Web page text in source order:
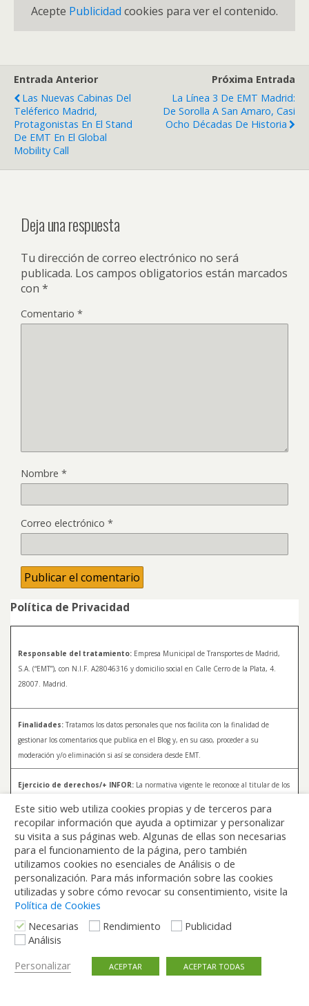
Acepte Publicidad cookies para ver el contenido.
Entrada Anterior
Las Nuevas Cabinas Del
Teléferico Madrid,
Protagonistas En El Stand
De EMT En El Global
Mobility Call
Próxima Entrada
La Línea 3 De EMT Madrid:
De Sorolla A San Amaro, Casi
Ocho Décadas De Historia
Deja una respuesta
Tu dirección de correo electrónico no será
publicada. Los campos obligatorios están marcados
con *
Comentario *
Nombre *
Correo electrónico *
Política de Privacidad
Responsable del tratamiento: Empresa Municipal de Transportes de Madrid,
S.A. (“EMT”), con N.I.F. A28046316 y domicilio social en Calle Cerro de la Plata, 4.
28007. Madrid.
Finalidades: Tratamos los datos personales que nos facilita con la finalidad de
gestionar los comentarios que publica en el Blog y, en su caso, proceder a su
moderación y/o eliminación si así se considera desde EMT.
Ejercicio de derechos/+ INFOR: La normativa vigente le reconoce al titular de los
rectificar y a solicitar la supresión de sus datos. Para más información sobre el
tratamiento de sus datos y la forma en que puede ejercer sus derechos, consulte la
Política de Privacidad de Blog EMT, disponible en:
blog.emtmadrid.es/politica-de-
privacidad
Móvil Escritorio
Este sitio web utiliza cookies propias y de terceros para
recopilar información que ayuda a optimizar y personalizar
su visita a sus páginas web. Algunas de ellas son necesarias
para el funcionamiento de la página, pero también
utilizamos cookies no esenciales de Análisis o de
personalización. Para más información sobre las cookies
utilizadas y sobre cómo revocar su consentimiento, visite la
Política de Cookies
Necesarias
Rendimiento
Publicidad
Análisis
Personalizar
ACEPTAR ACEPTAR TODAS